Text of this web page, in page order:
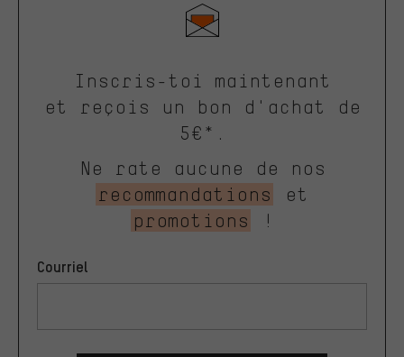
Inscris-toi maintenant
et reçois un bon d'achat de
5€*.
Ne rate aucune de nos
recommandations
et
promotions
!
Courriel